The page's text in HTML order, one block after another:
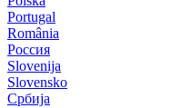
Portugal
România
Россия
Slovenija
Slovensko
Србија